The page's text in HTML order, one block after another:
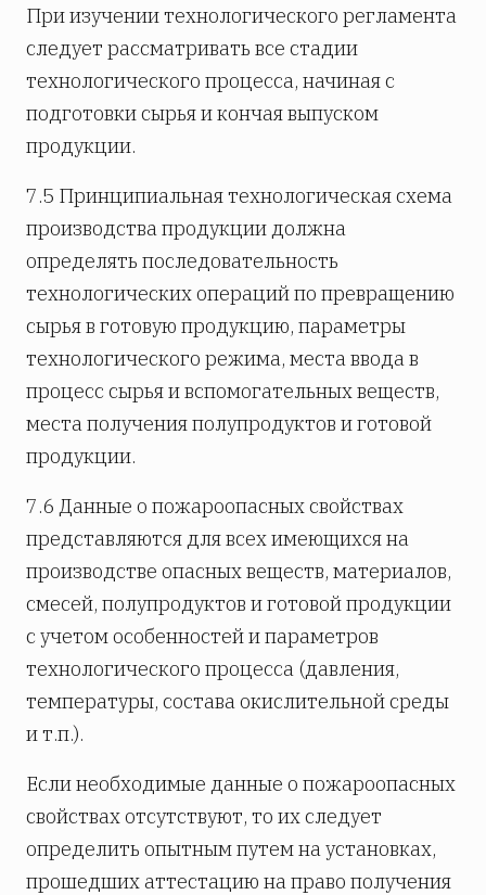
При изучении технологического регламента
следует рассматривать все стадии
технологического процесса, начиная с
подготовки сырья и кончая выпуском
продукции.
7.5 Принципиальная технологическая схема
производства продукции должна
определять последовательность
технологических операций по превращению
сырья в готовую продукцию, параметры
технологического режима, места ввода в
процесс сырья и вспомогательных веществ,
места получения полупродуктов и готовой
продукции.
7.6 Данные о пожароопасных свойствах
представляются для всех имеющихся на
производстве опасных веществ, материалов,
смесей, полупродуктов и готовой продукции
с учетом особенностей и параметров
технологического процесса (давления,
температуры, состава окислительной среды
и т.п.).
Если необходимые данные о пожароопасных
свойствах отсутствуют, то их следует
определить опытным путем на установках,
прошедших аттестацию на право получения